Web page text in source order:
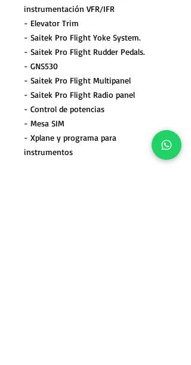
instrumentación VFR/IFR
- Elevator Trim
- Saitek Pro Flight Yoke System.
- Saitek Pro Flight Rudder Pedals.
- GNS530
- Saitek Pro Flight Multipanel
- Saitek Pro Flight Radio panel
- Control de potencias
- Mesa SIM
- Xplane y programa para
instrumentos